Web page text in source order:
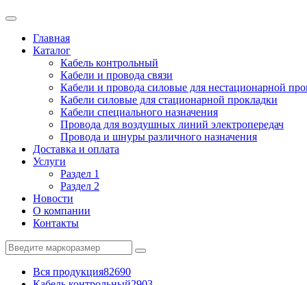
Главная
Каталог
Кабель контрольный
Кабели и провода связи
Кабели и провода силовые для нестационарной
Кабели силовые для стационарной прокладки
Кабели специального назначения
Провода для воздушных линий электропередач
Провода и шнуры различного назначения
Доставка и оплата
Услуги
Раздел 1
Раздел 2
Новости
О компании
Контакты
Вся продукция82690